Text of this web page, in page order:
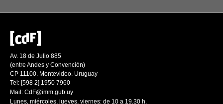
Av. 18 de Julio 885
(entre Andes y Convención)
CP 11100. Montevideo. Uruguay
Tel: [598 2] 1950 7960
Mail: CdF@imm.gub.uy
Lunes, miércoles, jueves, viernes: de 10 a 19.30 h.